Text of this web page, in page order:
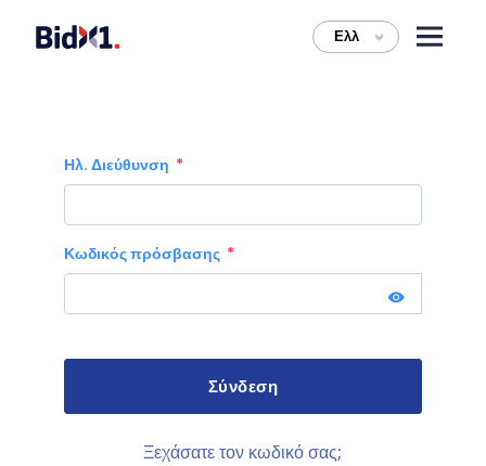
Ελλ >
Ηλ. Διεύθυνση
Κωδικός πρόσβασης
Ξεχάσατε τον κωδικό σας;